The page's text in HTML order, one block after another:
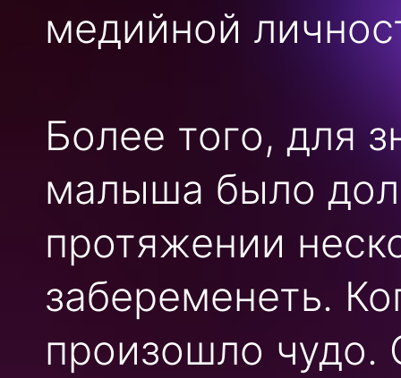
медийной
Более того, для
малыша было
протяжении
забеременеть.
произошло чудо.